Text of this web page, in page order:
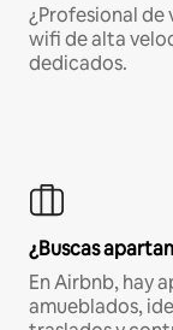
¿Profesional de
wifi de alta
dedicados.
¿Buscas
En Airbnb, hay
amueblados,